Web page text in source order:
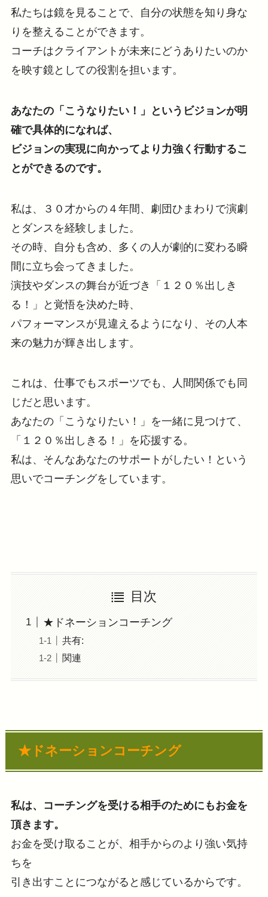
私たちは鏡を見ることで、自分の状態を知り身な
りを整えることができます。
コーチはクライアントが未来にどうありたいのか
を映す鏡としての役割を担います。
あなたの「こうなりたい！」というビジョンが明
確で具体的になれば、
ビジョンの実現に向かってより力強く行動するこ
とができるのです。
私は、３０才からの４年間、劇団ひまわりで演劇
とダンスを経験しました。
その時、自分も含め、多くの人が劇的に変わる瞬
間に立ち会ってきました。
演技やダンスの舞台が近づき「１２０％出しき
る！」と覚悟を決めた時、
パフォーマンスが見違えるようになり、その人本
来の魅力が輝き出します。
これは、仕事でもスポーツでも、人間関係でも同
じだと思います。
あなたの「こうなりたい！」を一緒に見つけて、
「１２０％出しきる！」を応援する。
私は、そんなあなたのサポートがしたい！という
思いでコーチングをしています。
目次
★ドネーションコーチング
共有:
関連
★ドネーションコーチング
私は、コーチングを受ける相手のためにもお金を
頂きます。
お金を受け取ることが、相手からのより強い気持
ちを
引き出すことにつながると感じているからです。